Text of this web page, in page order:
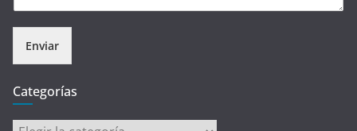
Enviar
Categorías